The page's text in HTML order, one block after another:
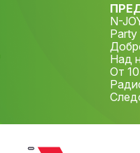
N-
Party
Над
От